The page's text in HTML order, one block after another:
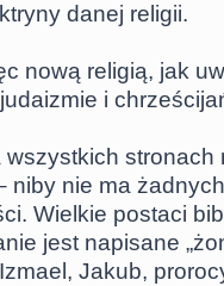
danej religii.
nową religią, jak
i
wszystkich stronach
niby nie ma
Wielkie postaci
jest napisane
Jakub,